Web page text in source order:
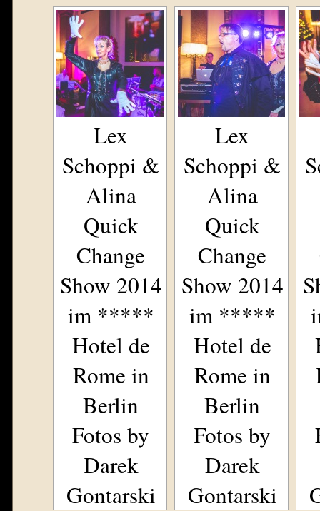
Lex
Schoppi &
Alina
Quick
Change
Show 2014
im *****
Hotel de
Rome in
Berlin
Fotos by
Darek
Gontarski
Lex
Schoppi &
Alina
Quick
Change
Show 2014
im *****
Hotel de
Rome in
Berlin
Fotos by
Darek
Gontarski